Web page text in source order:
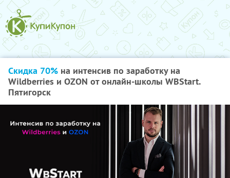
Скидка 70% на интенсив по заработку на
Wildberries и OZON от онлайн-школы WBStart.
Пятигорск